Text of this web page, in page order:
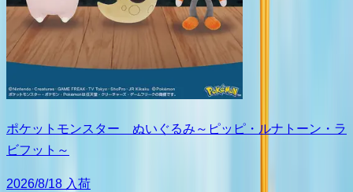
ポケットモンスター ぬいぐるみ～ピッピ・ルナトーン・ラ
ビフット～
2026/8/18 入荷